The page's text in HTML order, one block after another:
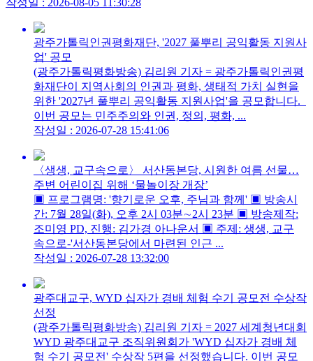
작성일 : 2026-08-05 11:30:28
광주가톨릭인권평화재단, '2027 풀뿌리 공익활동 지원사
업' 공모
(광주가톨릭평화방송) 김리원 기자 = 광주가톨릭인권평
화재단이 지역사회의 인권과 평화, 생태적 가치 실현을
위한 '2027년 풀뿌리 공익활동 지원사업'을 공모합니다.
이번 공모는 민주주의와 인권, 정의, 평화, ...
작성일 : 2026-07-28 15:41:06
〈생생, 교구속으로〉 서산동본당, 시원한 여름 선물…
주변 어린이집 위해 ‘물놀이장 개장’
▣ 프로그램명: '향기로운 오후, 주님과 함께' ▣ 방송시
간: 7월 28일(화), 오후 2시 03분∼2시 23분 ▣ 방송제작:
조미영 PD, 진행: 김가경 아나운서 ▣ 주제: 생생, 교구
속으로-'서산동본당에서 마련된 인근 ...
작성일 : 2026-07-28 13:32:00
광주대교구, WYD 십자가 경배 체험 수기 공모전 수상작
선정
(광주가톨릭평화방송) 김리원 기자 = 2027 세계청년대회
WYD 광주대교구 조직위원회가 'WYD 십자가 경배 체
험 수기 공모전' 수상작 5편을 선정했습니다. 이번 공모